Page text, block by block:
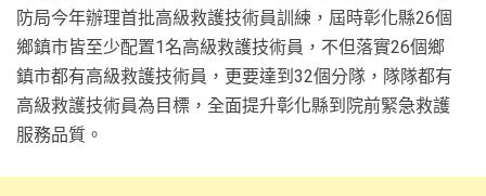
防局今年辦理首批高級救護技術員訓練，屆時彰化縣26個
鄉鎮市皆至少配置1名高級救護技術員，不但落實26個鄉
鎮市都有高級救護技術員，更要達到32個分隊，隊隊都有
高級救護技術員為目標，全面提升彰化縣到院前緊急救護
服務品質。